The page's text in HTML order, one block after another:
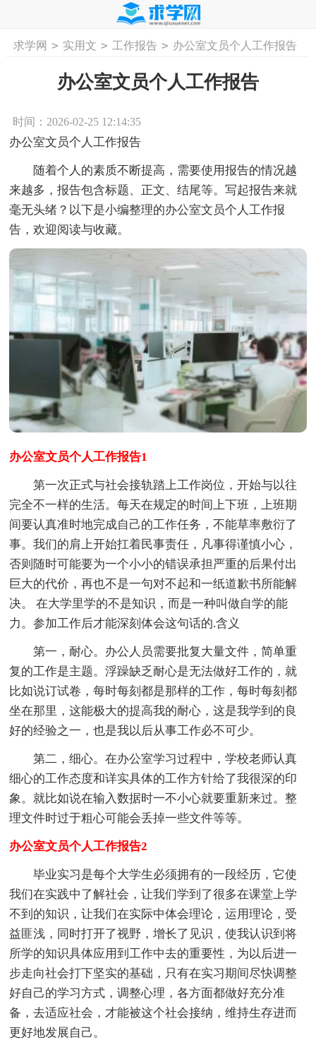
首页 工作计划 活动计划 学习计划
求学网 > 实用文 > 工作报告 > 办公室文员个人工作报告
办公室文员个人工作报告
时间：2026-02-25 12:14:35
办公室文员个人工作报告
随着个人的素质不断提高，需要使用报告的情况越
来越多，报告包含标题、正文、结尾等。写起报告来就
毫无头绪？以下是小编整理的办公室文员个人工作报
告，欢迎阅读与收藏。
办公室文员个人工作报告1
第一次正式与社会接轨踏上工作岗位，开始与以往
完全不一样的生活。每天在规定的时间上下班，上班期
间要认真准时地完成自己的工作任务，不能草率敷衍了
事。我们的肩上开始扛着民事责任，凡事得谨慎小心，
否则随时可能要为一个小小的错误承担严重的后果付出
巨大的代价，再也不是一句对不起和一纸道歉书所能解
决。 在大学里学的不是知识，而是一种叫做自学的能
力。参加工作后才能深刻体会这句话的.含义
第一，耐心。办公人员需要批复大量文件，简单重
复的工作是主题。浮躁缺乏耐心是无法做好工作的，就
比如说订试卷，每时每刻都是那样的工作，每时每刻都
坐在那里，这能极大的提高我的耐心，这是我学到的良
好的经验之一，也是我以后从事工作必不可少。
第二，细心。在办公室学习过程中，学校老师认真
细心的工作态度和详实具体的工作方针给了我很深的印
象。就比如说在输入数据时一不小心就要重新来过。整
理文件时过于粗心可能会丢掉一些文件等等。
办公室文员个人工作报告2
毕业实习是每个大学生必须拥有的一段经历，它使
我们在实践中了解社会，让我们学到了很多在课堂上学
不到的知识，让我们在实际中体会理论，运用理论，受
益匪浅，同时打开了视野，增长了见识，使我认识到将
所学的知识具体应用到工作中去的重要性，为以后进一
步走向社会打下坚实的基础，只有在实习期间尽快调整
好自己的学习方式，调整心理，各方面都做好充分准
备，去适应社会，才能被这个社会接纳，维持生存进而
更好地发展自己。